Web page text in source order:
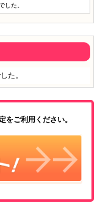
した。
た。
をご利用ください。